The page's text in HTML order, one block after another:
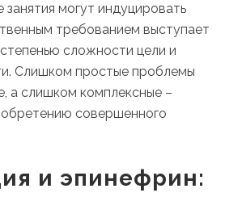
могут индуцировать
требованием выступает
сложности цели и
Слишком простые проблемы
а слишком комплексные –
обретению совершенного
и эпинефрин: